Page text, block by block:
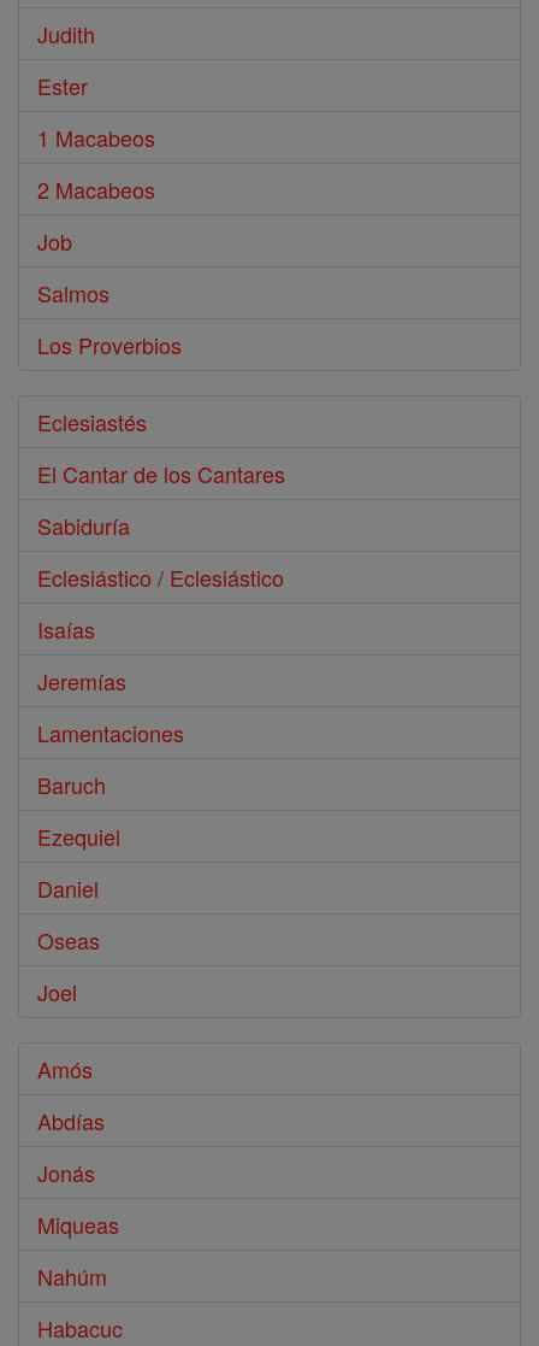
Judith
Ester
1 Macabeos
2 Macabeos
Job
Salmos
Los Proverbios
Eclesiastés
El Cantar de los Cantares
Sabiduría
Eclesiástico / Eclesiástico
Isaías
Jeremías
Lamentaciones
Baruch
Ezequiel
Daniel
Oseas
Joel
Amós
Abdías
Jonás
Miqueas
Nahúm
Habacuc